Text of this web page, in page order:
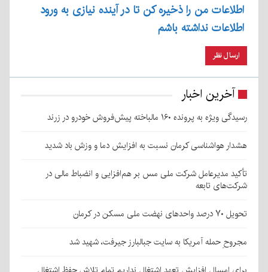
اطلاعات من را ذخیره کن تا در آینده نیازی به ورود
اطلاعات نداشته باشم
آخرین اخبار
رسیدگی ویژه به پرونده ۱۶۰ مالباخته پیش‌فروش خودرو در زرند
هشدار هواشناسی کرمان نسبت به افزایش دما و وزش باد شدید
تأکید مدیرعامل شرکت ملی مس بر هم‌افزایی و انضباط مالی در
شرکت‌های تابعه
تحویل ۷۰ درصد واحدهای نهضت ملی مسکن در کرمان
مجروحِ حمله آمریکا به سایت جبالبارز جیرفت، شهید شد